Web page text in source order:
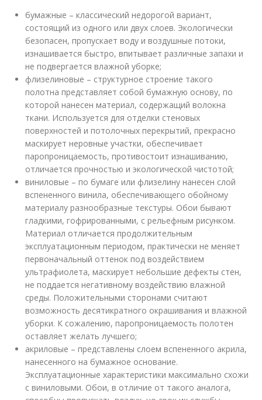
бумажные – классический недорогой вариант,
состоящий из одного или двух слоев. Экологически
безопасен, пропускает воду и воздушные потоки,
изнашивается быстро, впитывает различные запахи и
не подвергается влажной уборке;
флизелиновые – структурное строение такого
полотна представляет собой бумажную основу, по
которой нанесен материал, содержащий волокна
ткани. Используется для отделки стеновых
поверхностей и потолочных перекрытий, прекрасно
маскирует неровные участки, обеспечивает
паропроницаемость, противостоит изнашиванию,
отличается прочностью и экологической чистотой;
виниловые – по бумаге или флизелину нанесен слой
вспененного винила, обеспечивающего обойному
материалу разнообразные текстуры. Обои бывают
гладкими, гофрированными, с рельефным рисунком.
Материал отличается продолжительным
эксплуатационным периодом, практически не меняет
первоначальный оттенок под воздействием
ультрафиолета, маскирует небольшие дефекты стен,
не поддается негативному воздействию влажной
среды. Положительными сторонами считают
возможность десятикратного окрашивания и влажной
уборки. К сожалению, паропроницаемость полотен
оставляет желать лучшего;
акриловые – представлены слоем вспененного акрила,
нанесенного на бумажное основание.
Эксплуатационные характеристики максимально схожи
с виниловыми. Обои, в отличие от такого аналога,